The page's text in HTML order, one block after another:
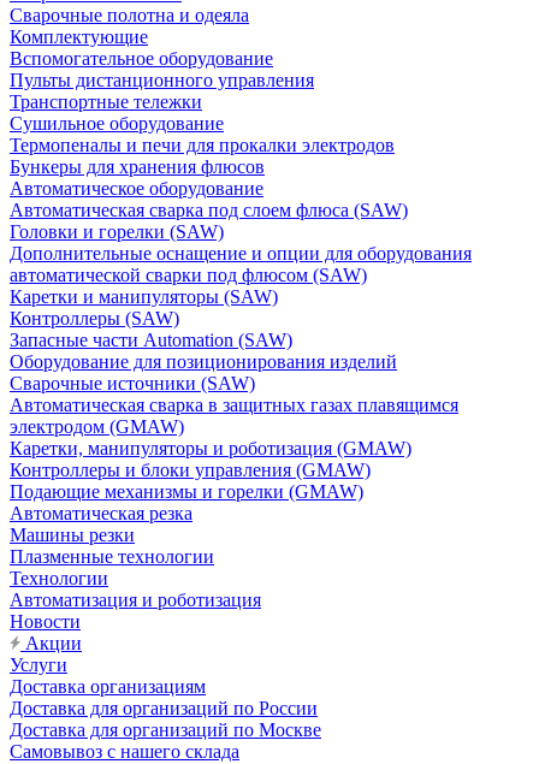
Сварочные полотна и одеяла
Комплектующие
Вспомогательное оборудование
Пульты дистанционного управления
Транспортные тележки
Сушильное оборудование
Термопеналы и печи для прокалки электродов
Бункеры для хранения флюсов
Автоматическое оборудование
Автоматическая сварка под слоем флюса (SAW)
Головки и горелки (SAW)
Дополнительные оснащение и опции для оборудования
автоматической сварки под флюсом (SAW)
Каретки и манипуляторы (SAW)
Контроллеры (SAW)
Запасные части Automation (SAW)
Оборудование для позиционирования изделий
Сварочные источники (SAW)
Автоматическая сварка в защитных газах плавящимся
электродом (GMAW)
Каретки, манипуляторы и роботизация (GMAW)
Контроллеры и блоки управления (GMAW)
Подающие механизмы и горелки (GMAW)
Автоматическая резка
Машины резки
Плазменные технологии
Технологии
Автоматизация и роботизация
Новости
Акции
Услуги
Доставка организациям
Доставка для организаций по России
Доставка для организаций по Москве
Самовывоз с нашего склада